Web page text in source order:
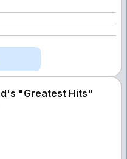
"Greatest Hits"